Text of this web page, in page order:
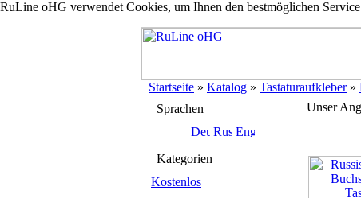
RuLine oHG verwendet Cookies, um Ihnen den bestmöglichen
Startseite » Katalog » Tastaturaufkleber»
Sprachen
Kategorien
Kostenlos
Unser